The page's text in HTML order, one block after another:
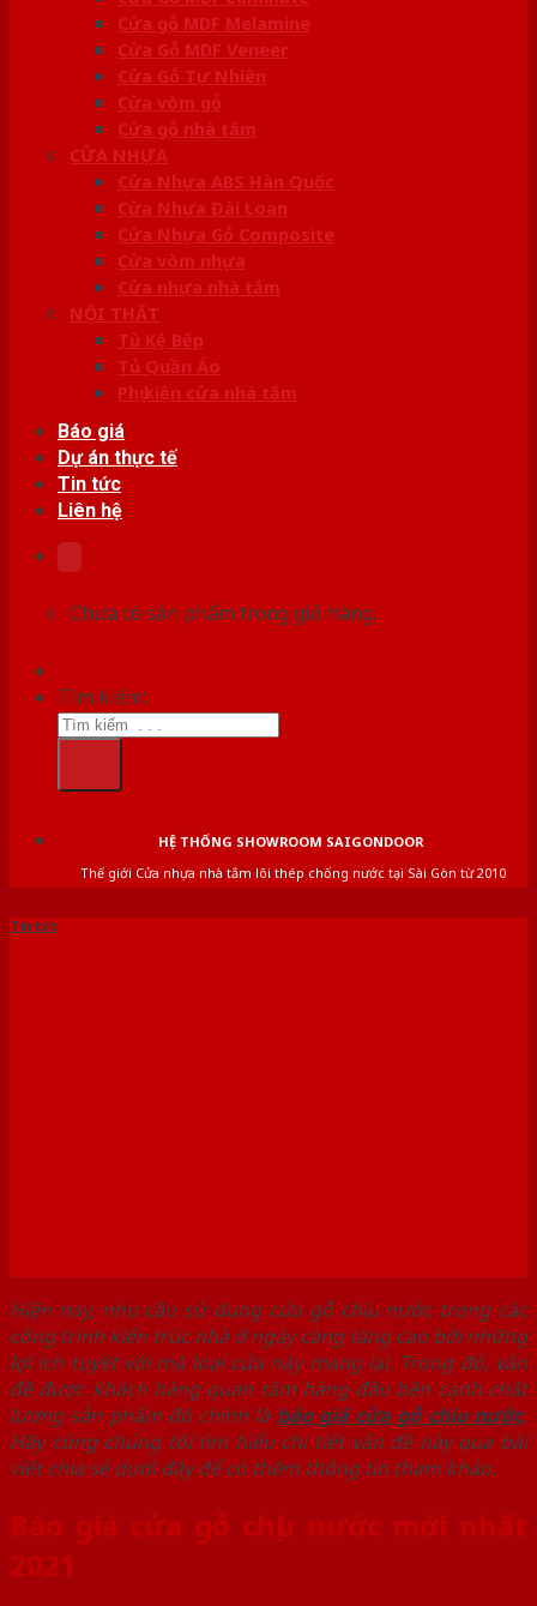
Cửa gỗ MDF Melamine
Cửa Gỗ MDF Veneer
Cửa Gỗ Tự Nhiên
Cửa vòm gỗ
Cửa gỗ nhà tắm
CỬA NHỰA
Cửa Nhựa ABS Hàn Quốc
Cửa Nhựa Đài Loan
Cửa Nhựa Gỗ Composite
Cửa vòm nhựa
Cửa nhựa nhà tắm
NỘI THẤT
Tủ Kệ Bếp
Tủ Quần Áo
Phụ kiện cửa nhà tắm
Báo giá
Dự án thực tế
Tin tức
Liên hệ
Chưa có sản phẩm trong giỏ hàng.
Tìm kiếm:
HỆ THỐNG SHOWROOM SAIGONDOOR
Thế giới Cửa nhựa nhà tắm lõi thép chống nước tại Sài Gòn từ 2010
Tin tức
Hiện nay, nhu cầu sử dụng cửa gỗ chịu nước trong các
công trình kiến trúc nhà ở ngày càng tăng cao bởi những
lợi ích tuyệt vời mà loại cửa này mang lại. Trong đó, vấn
đề được khách hàng quan tâm hàng đầu bên cạnh chất
lượng sản phẩm đó chính là báo giá cửa gỗ chịu nước.
Hãy cùng chúng tôi tìm hiểu chi tiết vấn đề này qua bài
viết chia sẻ dưới đây để có thêm thông tin tham khảo.
Báo giá cửa gỗ chịu nước mới nhất
2021